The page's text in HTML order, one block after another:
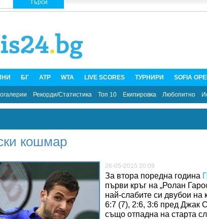
БГ ATP WTA LIVE SCORES ТУРНИРИ SOFIA
Рекорди/Статистика Топ 10 Екипировка Любопитно
кошмар
26-05-2015 20:09
За втора поредна година
първи кръг на „Ролан
най-слабите си двубои на
6:7 (7), 2:6, 3:6 пред Джак
също отпадна на старта